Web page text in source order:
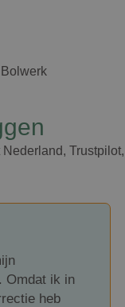
Trustpilot,
Omdat ik in
heb